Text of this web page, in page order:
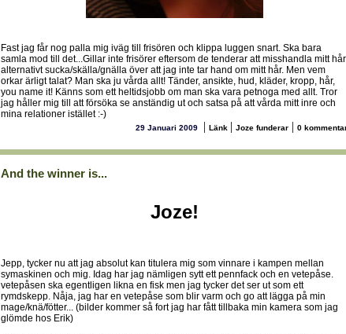
Fast jag får nog palla mig iväg till frisören och klippa luggen snart. Ska bara
samla mod till det...Gillar inte frisörer eftersom de tenderar att misshandla mitt hår
alternativt sucka/skälla/gnälla över att jag inte tar hand om mitt hår. Men vem
orkar ärligt talat? Man ska ju vårda allt! Tänder, ansikte, hud, kläder, kropp, hår,
you name it! Känns som ett heltidsjobb om man ska vara petnoga med allt. Tror
jag håller mig till att försöka se anständig ut och satsa på att vårda mitt inre och
mina relationer istället :-)
29 Januari 2009 | Länk | Joze funderar | 0
And the winner is...
Joze!
Jepp, tycker nu att jag absolut kan titulera mig som vinnare i kampen mellan
symaskinen och mig. Idag har jag nämligen sytt ett pennfack och en vetepåse.
vetepåsen ska egentligen likna en fisk men jag tycker det ser ut som ett
rymdskepp. Nåja, jag har en vetepåse som blir varm och go att lägga på min
mage/knä/fötter... (bilder kommer så fort jag har fått tillbaka min kamera som jag
glömde hos Erik)